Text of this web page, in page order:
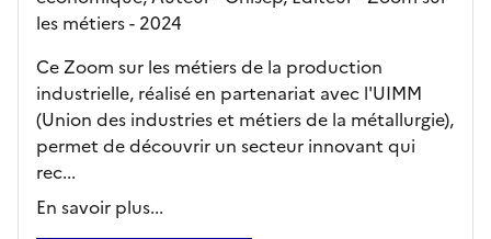
les métiers- 2024
Ce Zoom sur les métiers de la production
industrielle, réalisé en partenariat avec l'UIMM
(Union des industries et métiers de la métallurgie),
permet de découvrir un secteur innovant qui
rec...
En savoir plus...